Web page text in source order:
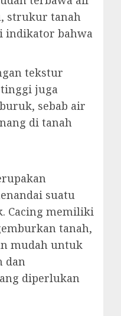
strukur tanah
indikator bahwa
tekstur
juga
sebab air
di tanah
suatu
Cacing memiliki
tanah,
mudah untuk
dan
diperlukan